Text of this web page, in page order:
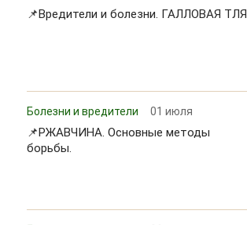
📌Вредители и болезни. ГАЛЛОВАЯ ТЛЯ
Болезни и вредители 01 июля
📌РЖАВЧИНА. Основные методы
борьбы.